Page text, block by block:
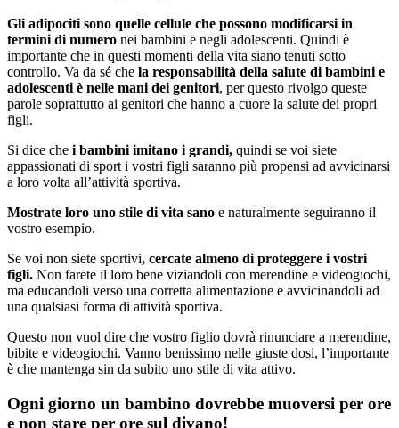
Gli adipociti sono quelle cellule che possono modificarsi in
termini di numero nei bambini e negli adolescenti. Quindi è
importante che in questi momenti della vita siano tenuti sotto
controllo. Va da sé che la responsabilità della salute di bambini e
adolescenti è nelle mani dei genitori, per questo rivolgo queste
parole soprattutto ai genitori che hanno a cuore la salute dei propri
figli.
Si dice che i bambini imitano i grandi, quindi se voi siete
appassionati di sport i vostri figli saranno più propensi ad avvicinarsi
a loro volta all’attività sportiva.
Mostrate loro uno stile di vita sano e naturalmente seguiranno il
vostro esempio.
Se voi non siete sportivi, cercate almeno di proteggere i vostri
figli. Non farete il loro bene viziandoli con merendine e videogiochi,
ma educandoli verso una corretta alimentazione e avvicinandoli ad
una qualsiasi forma di attività sportiva.
Questo non vuol dire che vostro figlio dovrà rinunciare a merendine,
bibite e videogiochi. Vanno benissimo nelle giuste dosi, l’importante
è che mantenga sin da subito uno stile di vita attivo.
Ogni giorno un bambino dovrebbe muoversi per ore
e non stare per ore sul divano!